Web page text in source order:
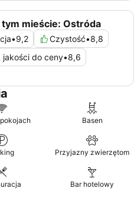
mieście: Ostróda
•9,2 Czystość•8,8
jakości do ceny•8,6
Basen
Przyjazny zwierzętom
Bar hotelowy